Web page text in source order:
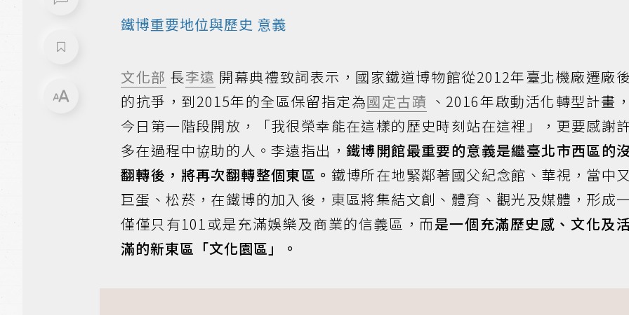
鐵博重要地位與歷史 意義
文化部 長李遠 開幕典禮致詞表示，國家鐵道博物館從2012年臺北機廠遷廠
的抗爭，到2015年的全區保留指定為國定古蹟 、2016年啟動活化轉型計畫
今日第一階段開放，「我很榮幸能在這樣的歷史時刻站在這裡」，更要感謝
多在過程中協助的人。李遠指出， 鐵博開館最重要的意義是繼臺北市西區的
翻轉後，將再次翻轉整個東區。 鐵博所在地緊鄰著國父紀念館、華視，當中
巨蛋、松菸，在鐵博的加入後，東區將集結文創、體育、觀光及媒體，形成
僅僅只有101或是充滿娛樂及商業的信義區，而是一個充滿歷史感、文化及
滿的新東區「文化園區」。